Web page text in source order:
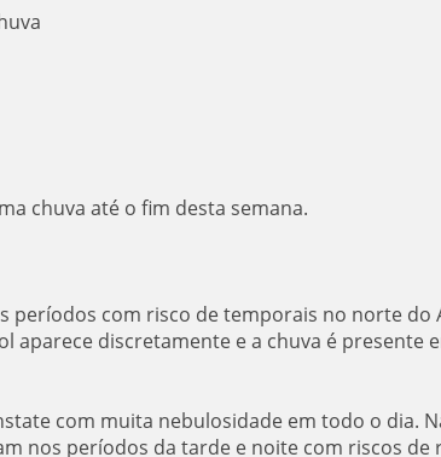
chuva até o fim desta semana.
períodos com risco de temporais no norte do
aparece discretamente e a chuva é presente
com muita nebulosidade em todo o dia.
nos períodos da tarde e noite com riscos de